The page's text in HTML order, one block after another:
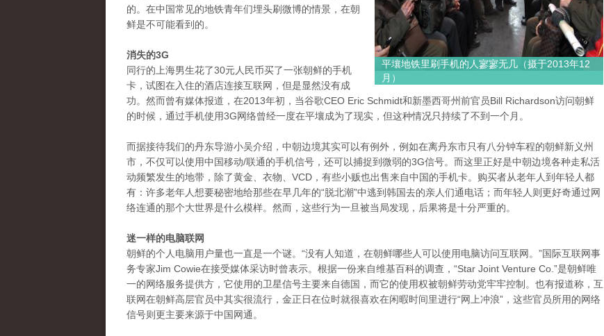
平壤地铁里刷手机的人寥寥无几（摄于2013年12
月）
的。在中国常见的地铁青年们埋头刷微博的情景，在朝
鲜是不可能看到的。
消失的3G
同行的上海男生花了30元人民币买了一张朝鲜的手机
卡，试图在入住的酒店连接互联网，但是显然没有成
功。然而曾有媒体报道，在2013年初，当谷歌CEO Eric Schmidt和新墨西哥州前官员Bill Richardson访问朝鲜
的时候，通过手机使用3G网络曾经一度在平壤成为了现实，但这种情况只持续了不到一个月。
而据接待我们的丹东导游小吴介绍，中朝边境其实可以有例外，例如在离丹东市只有八分钟车程的朝鲜新义州
市，不仅可以使用中国移动/联通的手机信号，还可以捕捉到微弱的3G信号。而这里正好是中朝边境各种走私活
动频繁发生的地带，除了黄金、衣物、VCD，有些小贩也出售来自中国的手机卡。购买者从老年人到年轻人都
有：许多老年人想要秘密地给那些在早几年的“脱北潮”中逃到韩国去的亲人们通电话；而年轻人则更好奇通过网
络连通的那个大世界是什么模样。然而，这些行为一旦被当局发现，后果将是十分严重的。
迷一样的电脑联网
朝鲜的个人电脑用户量也一直是一个谜。“没有人知道，在朝鲜哪些人可以使用电脑访问互联网。”国际互联网事
务专家Jim Cowie在接受媒体采访时曾表示。根据一份来自维基百科的调查，“Star Joint Venture Co.”是朝鲜唯
一的网络服务提供方，它使用的卫星信号主要来自德国，而它的使用权被朝鲜劳动党牢牢控制。也有报道称，互
联网在朝鲜高层官员中其实很流行，金正日在位时就很喜欢在闲暇时间里进行“网上冲浪”，这些官员所用的网络
信号则更主要来源于中国网通。